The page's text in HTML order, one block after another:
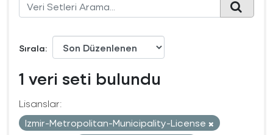
Sırala
1 veri seti bulundu
Lisanslar:
Izmir-Metropolitan-Municipality-License